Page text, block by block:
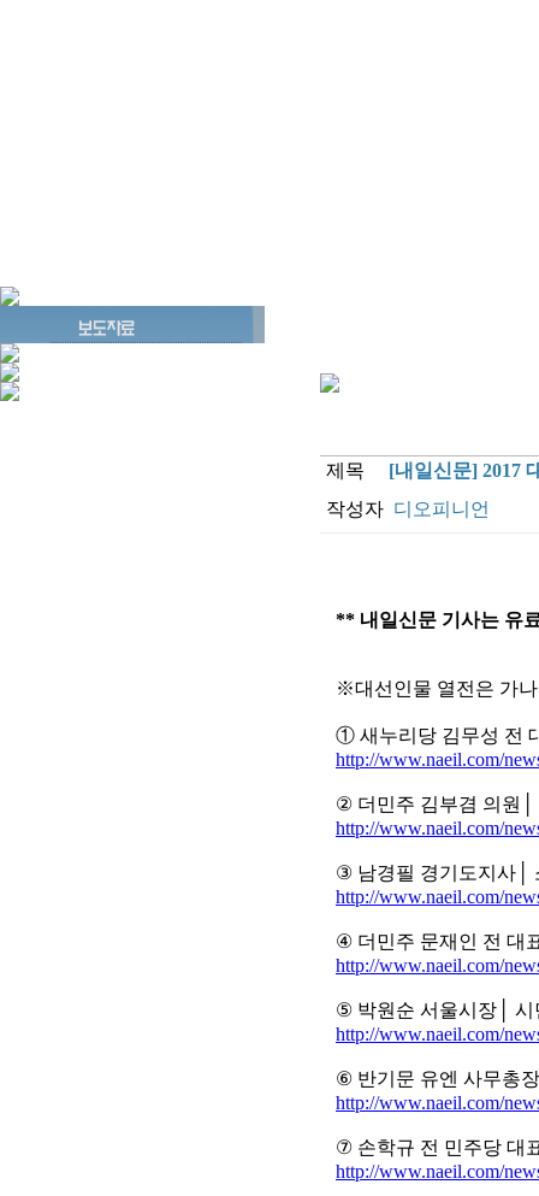
제목
[내일신문] 2017
작성자 디오피니언
** 내일신문 기사는 유
※대선인물 열전은 가
① 새누리당 김무성 전
http://www.naeil.com/
② 더민주 김부겸 의원│
http://www.naeil.com/
③ 남경필 경기도지사│
http://www.naeil.com/
④ 더민주 문재인 전 대
http://www.naeil.com/
⑤ 박원순 서울시장│ 시
http://www.naeil.com/
⑥ 반기문 유엔 사무총
http://www.naeil.com/
⑦ 손학규 전 민주당 대
http://www.naeil.com/